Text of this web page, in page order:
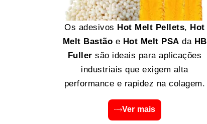
Os adesivos Hot Melt Pellets, Hot
Melt Bastão e Hot Melt PSA da HB
Fuller são ideais para aplicações
industriais que exigem alta
performance e rapidez na colagem.
Ver mais